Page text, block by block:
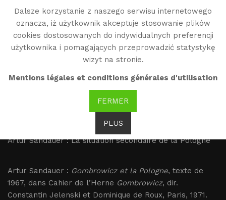
Dalsze korzystanie z naszego serwisu internetowego
oznacza, iż użytkownik akceptuje stosowanie plików
cookies dostosowanych do indywidualnych preferencji
użytkownika i pomagających przeprowadzić statystykę
wizyt na stronie.
Mentions légales et conditions générales d'utilisation
FERMER
PLUS
Witold Gombrowicz
Sandauer : La situation
secondaire de la Pologne
Artur Sandauer : La situation secondaire de la Pologne
Artur Sandauer : Gombrowicz et la Pologne, texte de
1967, dans Cahier de l’Herne Gombrowicz, dir.
Constantin Jelenski et Dominique de Roux, Paris, 1971.